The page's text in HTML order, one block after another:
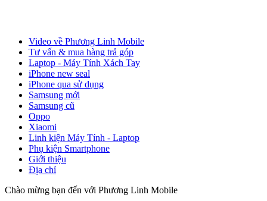
Video về Phương Linh Mobile
Tư vấn & mua hàng trả góp
Laptop - Máy Tính Xách Tay
iPhone new seal
iPhone qua sử dụng
Samsung mới
Samsung cũ
Oppo
Xiaomi
Linh kiện Máy Tính - Laptop
Phụ kiện Smartphone
Giới thiệu
Địa chỉ
Chào mừng bạn đến với Phương Linh Mobile